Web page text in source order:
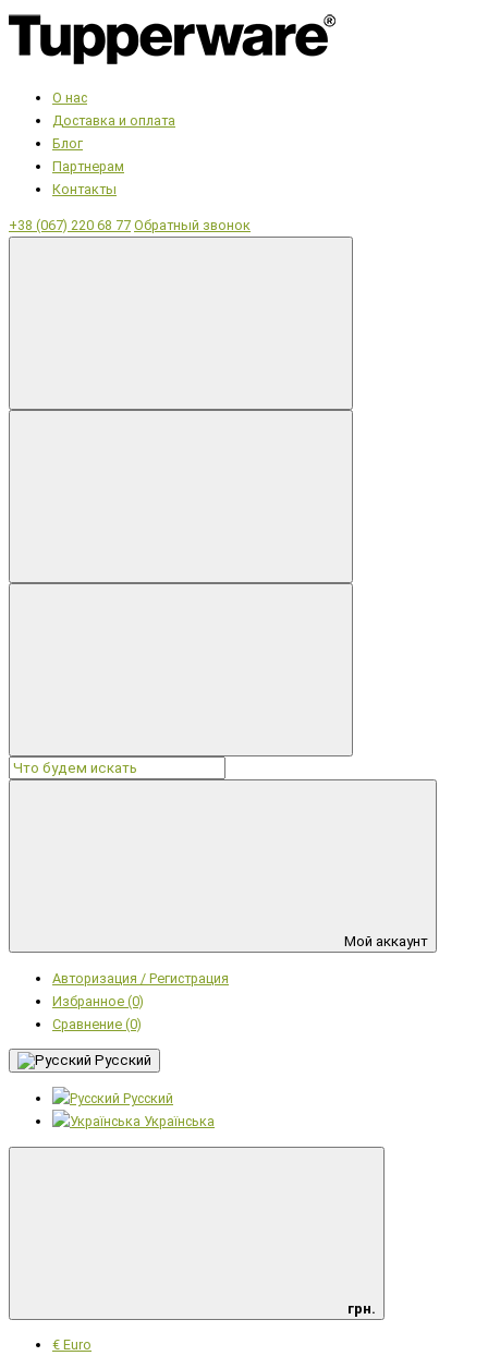
О нас
Доставка и оплата
Блог
Партнерам
Контакты
+38 (067) 220 68 77 Обратный звонок
Мой аккаунт
Авторизация / Регистрация
Избранное (0)
Сравнение (0)
Русский
Русский
Українська
грн.
€ Euro